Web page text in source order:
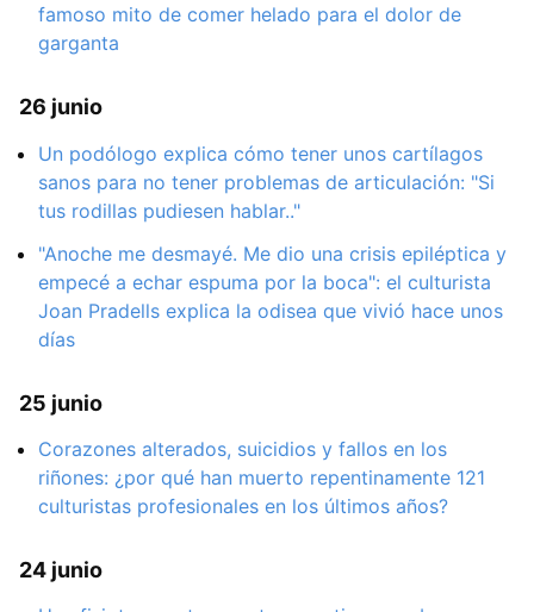
famoso mito de comer helado para el dolor de
garganta
26 junio
Un podólogo explica cómo tener unos cartílagos
sanos para no tener problemas de articulación: "Si
tus rodillas pudiesen hablar.."
"Anoche me desmayé. Me dio una crisis epiléptica y
empecé a echar espuma por la boca": el culturista
Joan Pradells explica la odisea que vivió hace unos
días
25 junio
Corazones alterados, suicidios y fallos en los
riñones: ¿por qué han muerto repentinamente 121
culturistas profesionales en los últimos años?
24 junio